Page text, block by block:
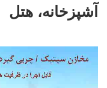
آشپزخانه، هتل